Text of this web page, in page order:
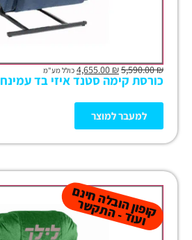
₪
5,590.00
₪ כולל מע"מ
כורסת קימה סטנד איזי בד עמינח 2 מנועים
למעבר למוצר
קו
פון
הו
ב
ל
ה
חינ
ם
ו
עו
ד -
ה
ת
ק
ש
ר